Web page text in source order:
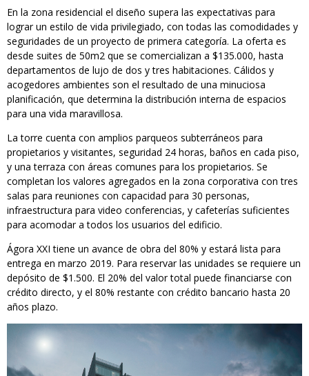
En la zona residencial el diseño supera las expectativas para
lograr un estilo de vida privilegiado, con todas las comodidades y
seguridades de un proyecto de primera categoría. La oferta es
desde suites de 50m2 que se comercializan a $135.000, hasta
departamentos de lujo de dos y tres habitaciones. Cálidos y
acogedores ambientes son el resultado de una minuciosa
planificación, que determina la distribución interna de espacios
para una vida maravillosa.
La torre cuenta con amplios parqueos subterráneos para
propietarios y visitantes, seguridad 24 horas, baños en cada piso,
y una terraza con áreas comunes para los propietarios. Se
completan los valores agregados en la zona corporativa con tres
salas para reuniones con capacidad para 30 personas,
infraestructura para video conferencias, y cafeterías suficientes
para acomodar a todos los usuarios del edificio.
Ágora XXI tiene un avance de obra del 80% y estará lista para
entrega en marzo 2019. Para reservar las unidades se requiere un
depósito de $1.500. El 20% del valor total puede financiarse con
crédito directo, y el 80% restante con crédito bancario hasta 20
años plazo.